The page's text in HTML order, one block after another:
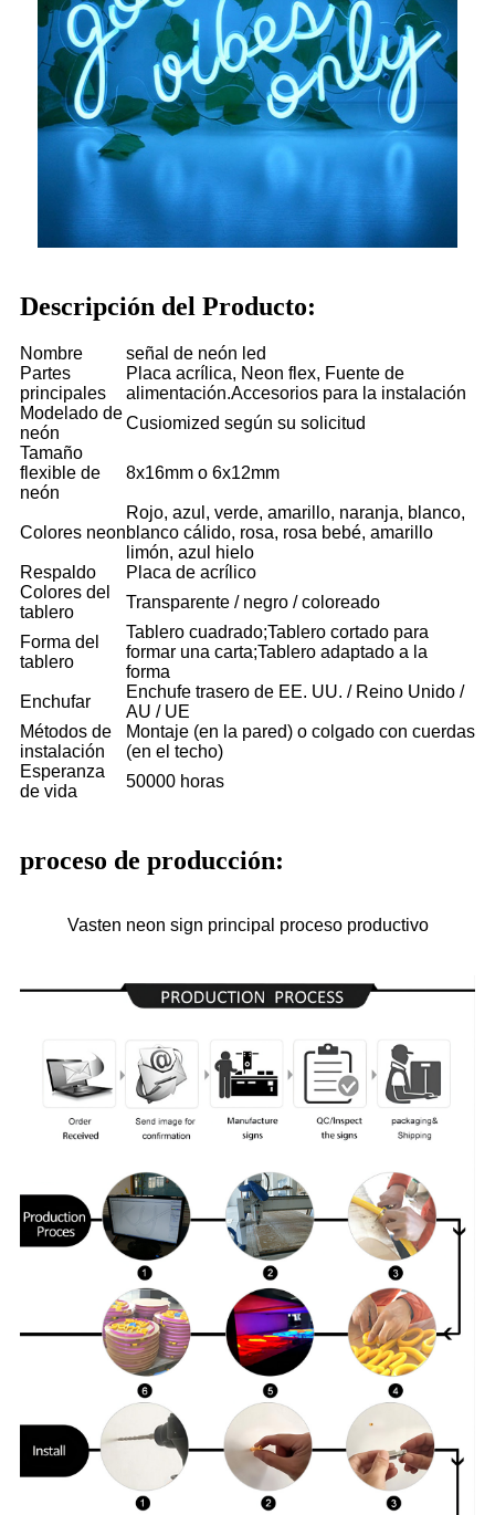
Descripción del Producto:
Nombre
señal de neón led
Partes
principales
Placa acrílica, Neon flex, Fuente de
alimentación.Accesorios para la instalación
Modelado de
neón
Cusiomized según su solicitud
Tamaño
flexible de
neón
8x16mm o 6x12mm
Colores neon
Rojo, azul, verde, amarillo, naranja, blanco,
blanco cálido, rosa, rosa bebé, amarillo
limón, azul hielo
Respaldo
Placa de acrílico
Colores del
tablero
Transparente / negro / coloreado
Forma del
tablero
Tablero cuadrado;Tablero cortado para
formar una carta;Tablero adaptado a la
forma
Enchufar
Enchufe trasero de EE. UU. / Reino Unido /
AU / UE
Métodos de
instalación
Montaje (en la pared) o colgado con cuerdas
(en el techo)
Esperanza
de vida
50000 horas
proceso de producción:
Vasten neon sign principal proceso productivo